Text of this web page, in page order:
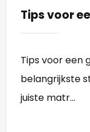
Tips voor
Tips voor een
belangrijkste
juiste matr...